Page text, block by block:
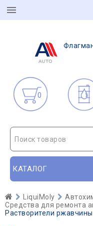
0
Поиск товаров
КАТАЛОГ
LiquiMoly
Средства для ремонта
Растворители ржавчины